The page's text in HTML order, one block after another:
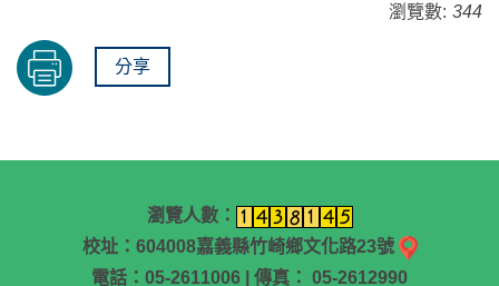
瀏覽數: 344
分享
瀏覽人數：
校址：604008嘉義縣竹崎鄉文化路23號
電話：05-2611006 | 傳真： 05-2612990